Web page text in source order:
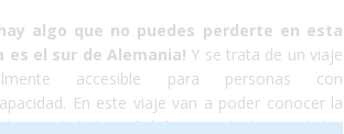
hay algo que no puedes perderte en esta
es el sur de Alemania! Y se trata de un viaje
accesible para personas con
En este viaje van a poder conocer la
ciudad deMúnich, una de las ciudades